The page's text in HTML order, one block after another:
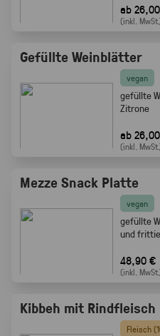
ab
(inkl.
Gefüllte Weinblätter
vegan
gefüllte
Zitrone
ab
(inkl.
Mezze Snack Platte
vegan
gefüllte
und
48,90 €
(inkl.
Kibbeh mit Rindfleisch
Fleisch